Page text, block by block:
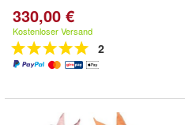
330,00 €
Kostenloser Versand
2